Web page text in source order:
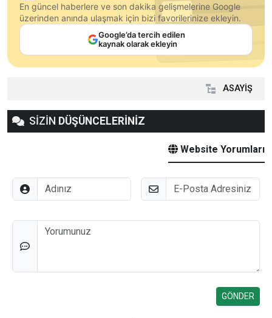
En güncel haberlere ve son dakika gelişmelerine Google
üzerinden anında ulaşmak için bizi favorilerinize ekleyin.
Google’da tercih edilen
kaynak olarak ekleyin
ASAYİŞ
SİZİN DÜŞÜNCELERİNİZ
Website Yorumları
Adınız E-Posta
Düşünceleriniz